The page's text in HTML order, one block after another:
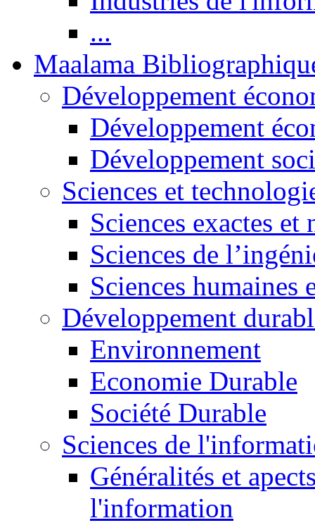
...
Maalama
Développement
Développement
Développement
Sciences et
Sciences exactes et
Sciences de
Sciences humaines
Développement
Environnement
Economie Durable
Société Durable
Sciences de
Généralités et
l'information